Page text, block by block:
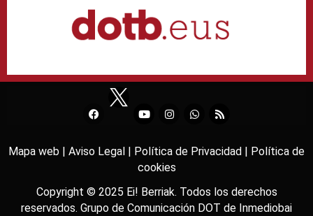
Mapa web | Aviso Legal | Política de Privacidad | Política de
cookies
Copyright © 2025 Ei! Berriak. Todos los derechos
reservados. Grupo de Comunicación DOT de Inmediobai